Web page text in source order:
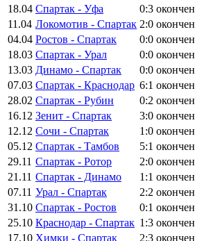
18.04 Спартак - Уфа 0:3 окончен
11.04 Локомотив - Спартак 2:0 окончен
04.04 Ростов - Спартак 0:0 окончен
18.03 Спартак - Урал 0:0 окончен
13.03 Динамо - Спартак 0:0 окончен
07.03 Спартак - Краснодар 6:1 окончен
28.02 Спартак - Рубин 0:2 окончен
16.12 Зенит - Спартак 3:0 окончен
12.12 Сочи - Спартак 1:0 окончен
05.12 Спартак - Тамбов 5:1 окончен
29.11 Спартак - Ротор 2:0 окончен
21.11 Спартак - Динамо 1:1 окончен
07.11 Урал - Спартак 2:2 окончен
31.10 Спартак - Ростов 0:1 окончен
25.10 Краснодар - Спартак 1:3 окончен
17.10 Химки - Спартак 2:3 окончен